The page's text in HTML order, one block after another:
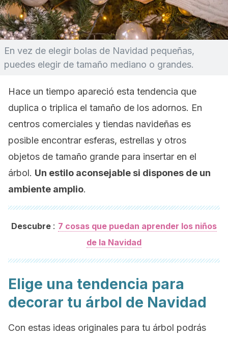
En vez de elegir bolas de Navidad pequeñas,
puedes elegir de tamaño mediano o grandes.
Hace un tiempo apareció esta tendencia que
duplica o triplica el tamaño de los adornos. En
centros comerciales y tiendas navideñas es
posible encontrar esferas, estrellas y otros
objetos de tamaño grande para insertar en el
árbol. Un estilo aconsejable si dispones de un
ambiente amplio.
Descubre : 7 cosas que puedan aprender los niños
de la Navidad
Elige una tendencia para
decorar tu árbol de Navidad
Con estas ideas originales para tu árbol podrás